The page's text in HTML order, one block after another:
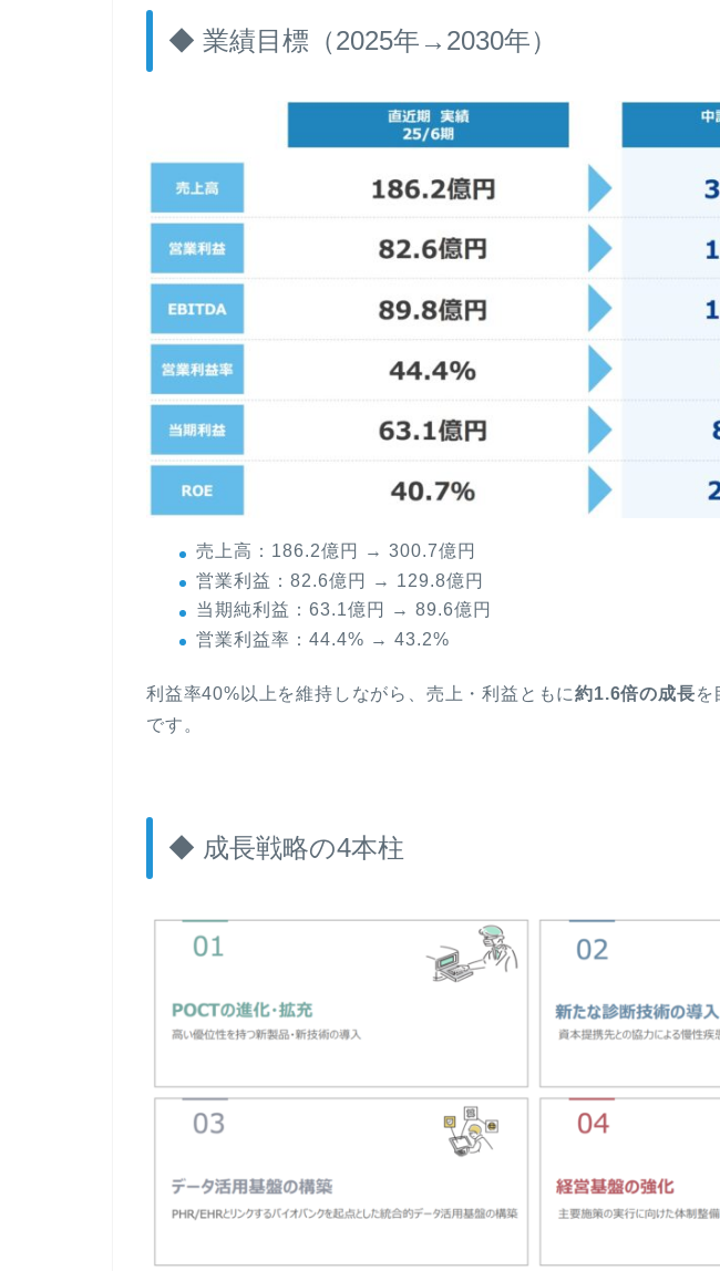
◆ 業績目標（2025年→2030年）
売上高：186.2億円 → 300.7億円
営業利益：82.6億円 → 129.8億円
当期純利益：63.1億円 → 89.6億円
営業利益率：44.4% → 43.2%
利益率40%以上を維持しながら、売上・利益ともに約1.6倍の成長を
です。
◆ 成長戦略の4本柱